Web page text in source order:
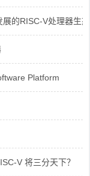
的RISC-V处理器生态
Platform
V 将三分天下？